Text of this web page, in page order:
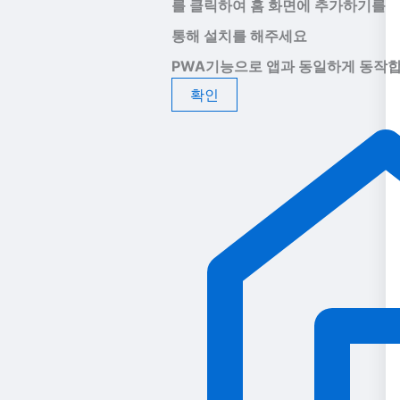
를 클릭하여 홈 화면에 추가하기를
통해 설치를 해주세요
PWA기능으로 앱과 동일하게 동작
확인